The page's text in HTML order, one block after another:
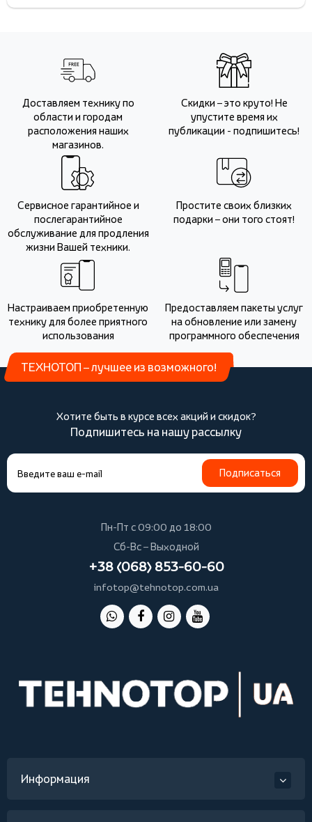
Доставляем технику по
области и городам
расположения наших
магазинов.
Скидки – это круто! Не
упустите время их
публикации - подпишитесь!
Сервисное гарантийное и
послегарантийное
обслуживание для продления
жизни Вашей техники.
Простите своих близких
подарки – они того стоят!
Настраиваем приобретенную
технику для более приятного
использования
Предоставляем пакеты услуг
на обновление или замену
программного обеспечения
ТЕХНОТОП – лучшее из возможного!
Хотите быть в курсе всех акций и скидок?
Подпишитесь на нашу рассылку
Подписаться
Пн-Пт с 09:00 до 18:00
Сб-Вс – Выходной
+38 (068) 853-60-60
infotop@tehnotop.com.ua
Информация